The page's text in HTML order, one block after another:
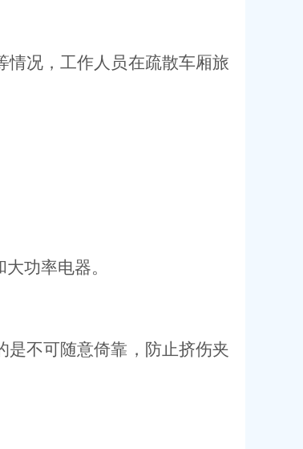
情况，工作人员在疏散车厢旅
功率电器。
是不可随意倚靠，防止挤伤夹